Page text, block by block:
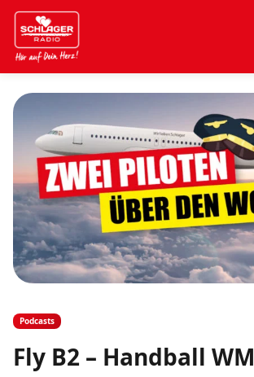
Podcasts
Fly B2 – Handball WM